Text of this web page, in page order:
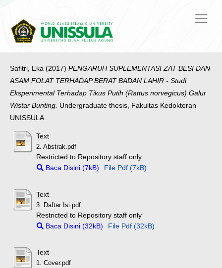
Safitri, Eka (2017) PENGARUH SUPLEMENTASI ZAT BESI DAN
ASAM FOLAT TERHADAP BERAT BADAN LAHIR - Studi
Eksperimental Terhadap Tikus Putih (Rattus norvegicus) Galur
Wistar Bunting. Undergraduate thesis, Fakultas Kedokteran
UNISSULA.
Text
2. Abstrak.pdf
Restricted to Repository staff only
Baca Disini (7kB)
File Pdf (7kB)
Text
3. Daftar Isi.pdf
Restricted to Repository staff only
Baca Disini (32kB)
File Pdf (32kB)
Text
1. Cover.pdf